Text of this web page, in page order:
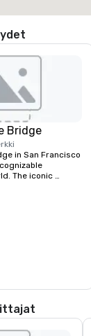
Bridge
in San Francisco
The iconic
for its